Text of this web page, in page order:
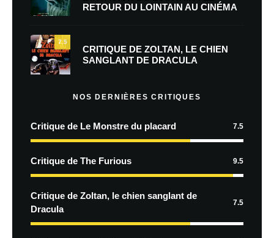
RETOUR DU LOINTAIN AU CINÉMA
7.5
CRITIQUE DE ZOLTAN, LE CHIEN
SANGLANT DE DRACULA
NOS DERNIÈRES CRITIQUES
Critique de Le Monstre du placard 7.5
Critique de The Furious 9.5
Critique de Zoltan, le chien sanglant de
Dracula
7.5